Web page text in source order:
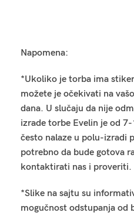
Napomena:
*Ukoliko je torba ima
možete je očekivati na
dana. U slučaju da nije
izrade torbe Evelin je od
često nalaze u polu-izradi
potrebno da bude gotova
kontaktirati nas i proveriti.
*Slike na sajtu su
mogučnost odstupanja od